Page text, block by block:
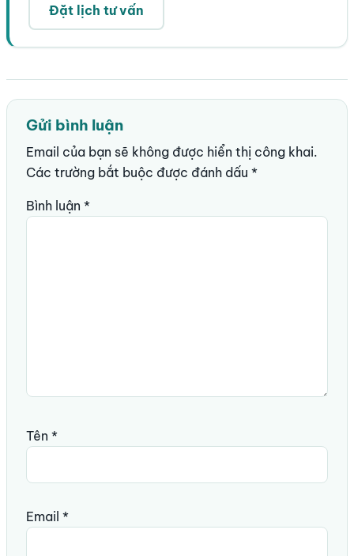
Đặt lịch tư vấn
Gửi bình luận
Email của bạn sẽ không được hiển thị công khai.
Các trường bắt buộc được đánh dấu *
Bình luận *
Tên *
Email *